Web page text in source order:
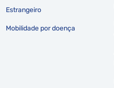
Estrangeiro
Mobilidade por doença